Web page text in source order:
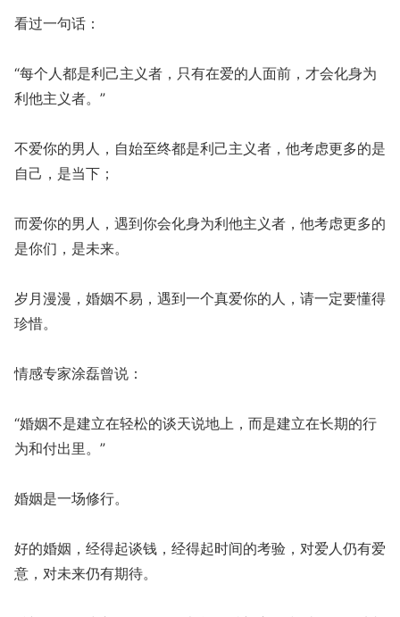
看过一句话：
“每个人都是利己主义者，只有在爱的人面前，才会化身为
利他主义者。”
不爱你的男人，自始至终都是利己主义者，他考虑更多的是
自己，是当下；
而爱你的男人，遇到你会化身为利他主义者，他考虑更多的
是你们，是未来。
岁月漫漫，婚姻不易，遇到一个真爱你的人，请一定要懂得
珍惜。
情感专家涂磊曾说：
“婚姻不是建立在轻松的谈天说地上，而是建立在长期的行
为和付出里。”
婚姻是一场修行。
好的婚姻，经得起谈钱，经得起时间的考验，对爱人仍有爱
意，对未来仍有期待。